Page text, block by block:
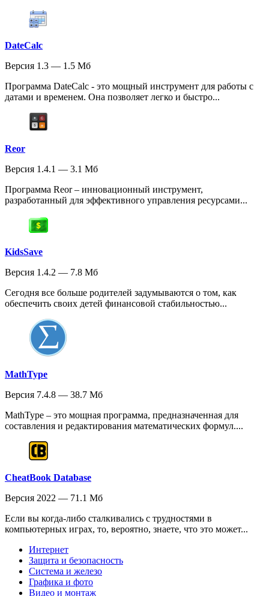
DateCalc
Версия 1.3 — 1.5 Мб
Программа DateCalc - это мощный инструмент для работы с
датами и временем. Она позволяет легко и быстро...
Reor
Версия 1.4.1 — 3.1 Мб
Программа Reor – инновационный инструмент,
разработанный для эффективного управления ресурсами...
KidsSave
Версия 1.4.2 — 7.8 Мб
Сегодня все больше родителей задумываются о том, как
обеспечить своих детей финансовой стабильностью...
MathType
Версия 7.4.8 — 38.7 Мб
MathType – это мощная программа, предназначенная для
составления и редактирования математических формул....
CheatBook Database
Версия 2022 — 71.1 Мб
Если вы когда-либо сталкивались с трудностями в
компьютерных играх, то, вероятно, знаете, что это может...
Интернет
Защита и безопасность
Система и железо
Графика и фото
Видео и монтаж